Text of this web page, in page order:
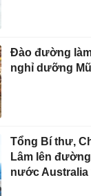
Đào đường
nghỉ dưỡng
Tổng Bí thư,
Lâm lên
nước Australia